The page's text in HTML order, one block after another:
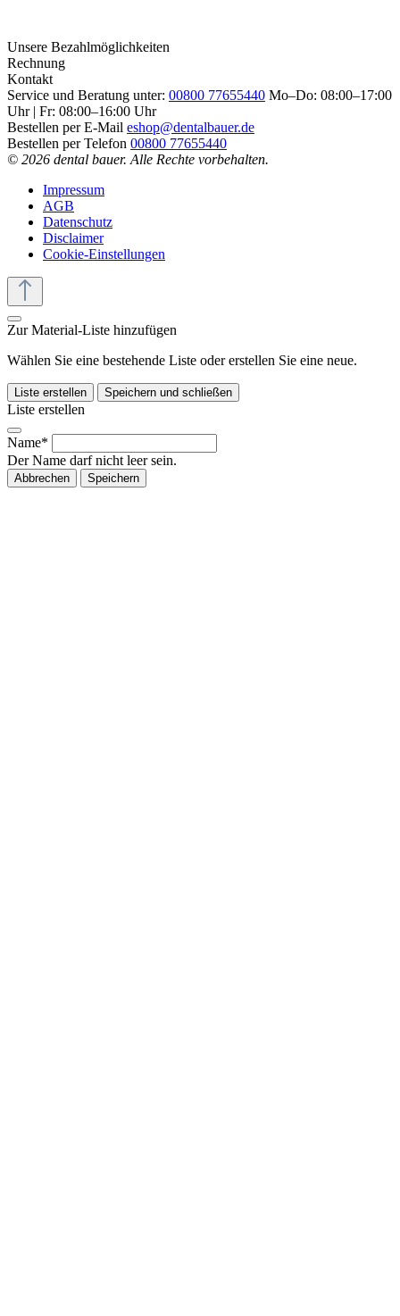
Unsere Bezahlmöglichkeiten
Rechnung
Kontakt
Service und Beratung unter: 00800 77655440 Mo–Do: 08:00–17:00
Uhr | Fr: 08:00–16:00 Uhr
Bestellen per E-Mail eshop@dentalbauer.de
Bestellen per Telefon 00800 77655440
© 2026 dental bauer. Alle Rechte vorbehalten.
Impressum
AGB
Datenschutz
Disclaimer
Cookie-Einstellungen
Zur Material-Liste hinzufügen
Wählen Sie eine bestehende Liste oder erstellen Sie eine neue.
Liste erstellen Speichern und schließen
Liste erstellen
Name*
Der Name darf nicht leer sein.
Abbrechen Speichern